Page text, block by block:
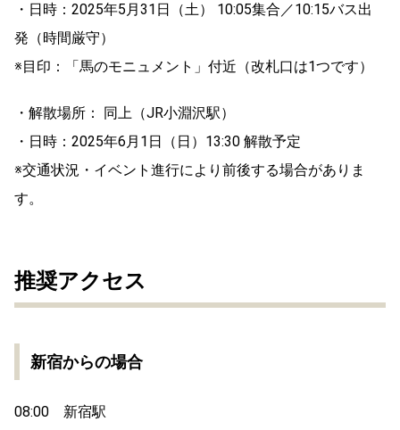
・日時：2025年5月31日（土） 10:05集合／10:15バス出
発（時間厳守）
※目印：「馬のモニュメント」付近（改札口は1つです）
・解散場所： 同上（JR小淵沢駅）
・日時：2025年6月1日（日）13:30 解散予定
※交通状況・イベント進行により前後する場合がありま
す。
推奨アクセス
新宿からの場合
08:00 新宿駅